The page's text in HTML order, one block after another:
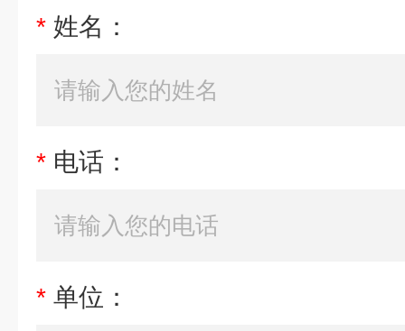
* 姓名：
* 电话：
* 单位：